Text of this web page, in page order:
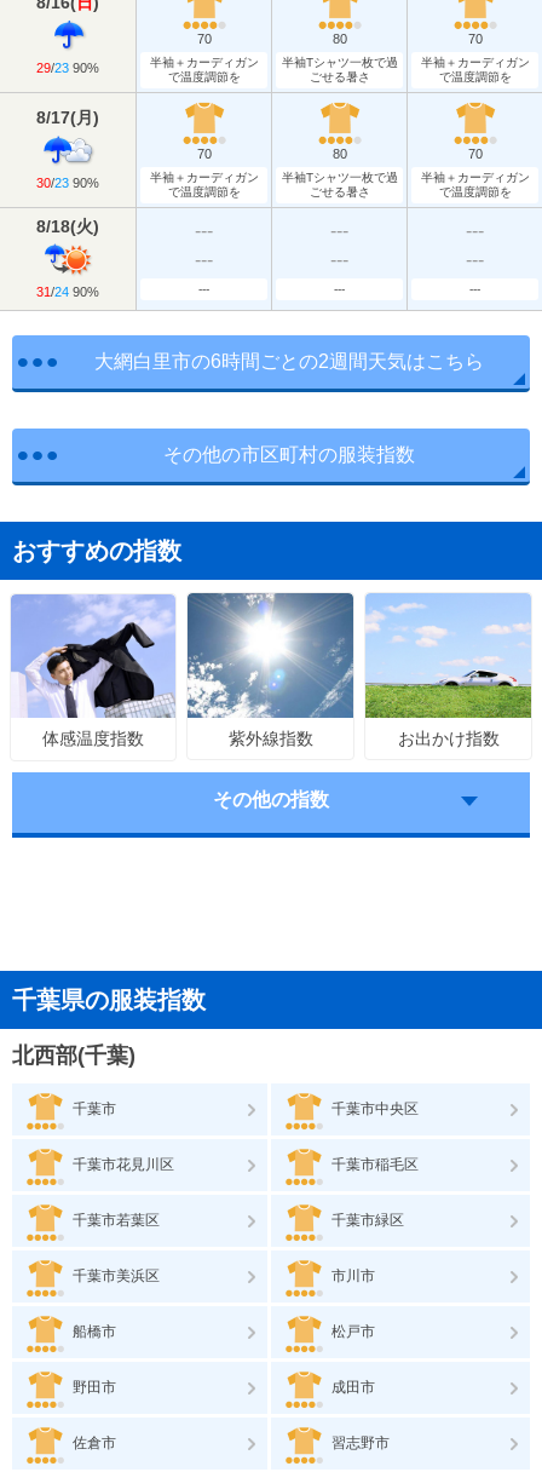
29/23 90%
70
半袖＋カーディガン
で温度調節を
80
半袖Tシャツ一枚で過
ごせる暑さ
70
半袖＋カーディガン
で温度調節を
8/17(月 )
30/23 90%
70
半袖＋カーディガン
で温度調節を
80
半袖Tシャツ一枚で過
ごせる暑さ
70
半袖＋カーディガン
で温度調節を
8/18(火)
31/24 90%
---
---
---
---
---
---
---
---
---
大網白里市の6時間ごとの2週間天気はこちら
その他の市区町村の服装指数
おすすめの指数
体感温度指数 紫外線指数 お出かけ指数
その他の指数
千葉県の服装指数
北西部(千葉)
千葉市 千葉市中央区
千葉市花見川区 千葉市稲毛区
千葉市若葉区 千葉市緑区
千葉市美浜区 市川市
船橋市 松戸市
野田市 成田市
佐倉市 習志野市